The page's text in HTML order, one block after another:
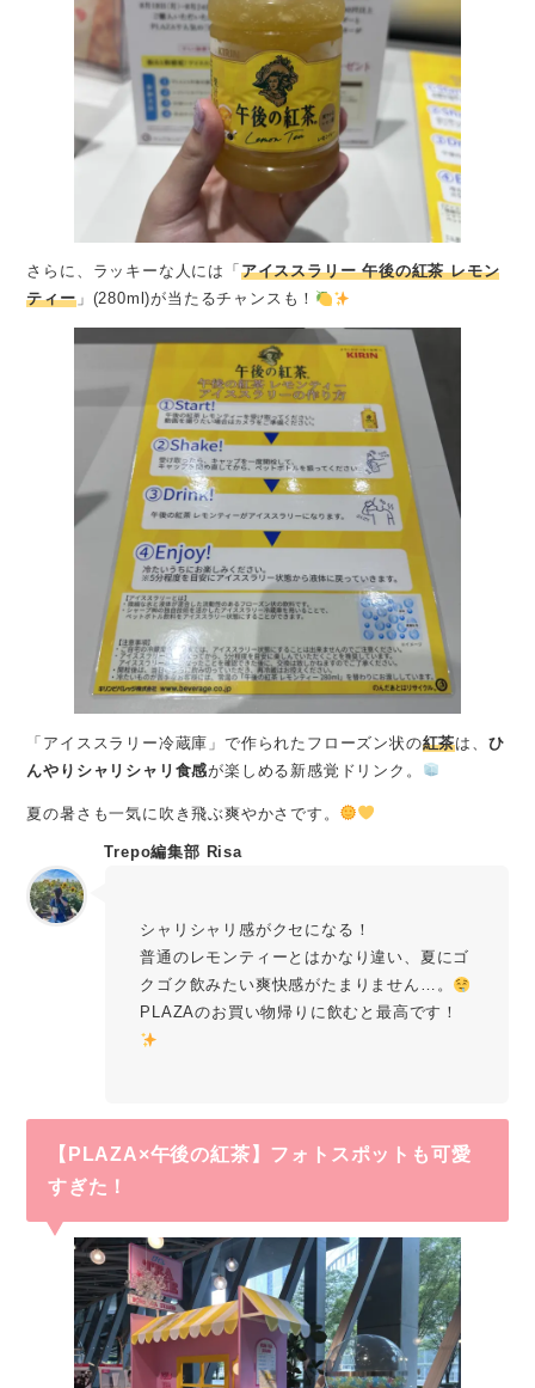
さらに、ラッキーな人には「 アイススラリー 午後の紅茶 レモン
ティー」(280ml)が当たるチャンスも！
「アイススラリー冷蔵庫」で作られたフローズン状の紅茶は、 ひ
んやりシャリシャリ食感が楽しめる新感覚ドリンク。
夏の暑さも一気に吹き飛ぶ爽やかさです。
Trepo編集部 Risa
シャリシャリ感がクセになる！
普通のレモンティーとはかなり違い、夏にゴ
クゴク飲みたい爽快感がたまりません…。
PLAZAのお買い物帰りに飲むと最高です！
【PLAZA×午後の紅茶】フォトスポットも可愛
すぎた！